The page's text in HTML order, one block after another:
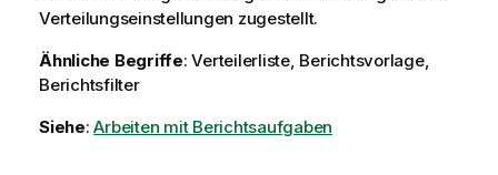
Verteilungseinstellungen zugestellt.
Ähnliche Begriffe: Verteilerliste, Berichtsvorlage,
Berichtsfilter
Siehe:Arbeiten mit Berichtsaufgaben